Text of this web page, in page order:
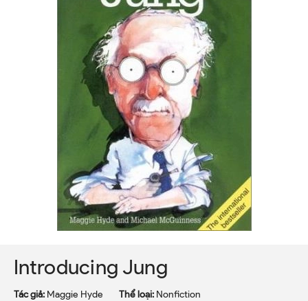
Introducing Jung
Tác giả: Maggie Hyde Thể loại: Nonfiction